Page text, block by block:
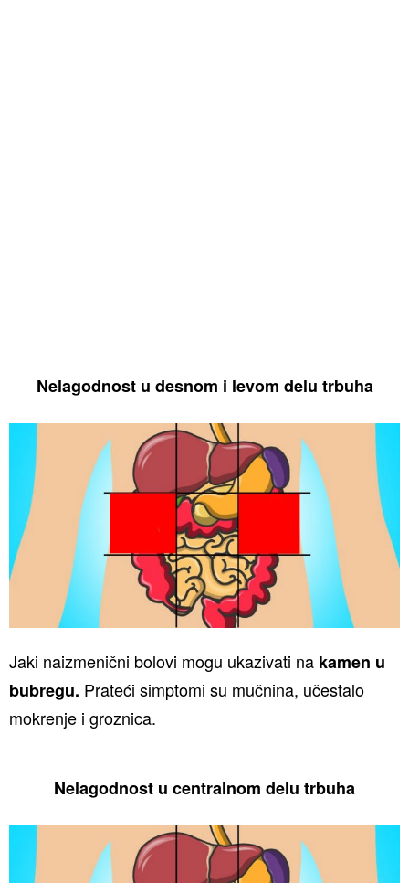
Nelagodnost u desnom i levom delu trbuha
Jaki naizmenični bolovi mogu ukazivati na kamen u
bubregu. Prateći simptomi su mučnina, učestalo
mokrenje i groznica.
Nelagodnost u centralnom delu trbuha